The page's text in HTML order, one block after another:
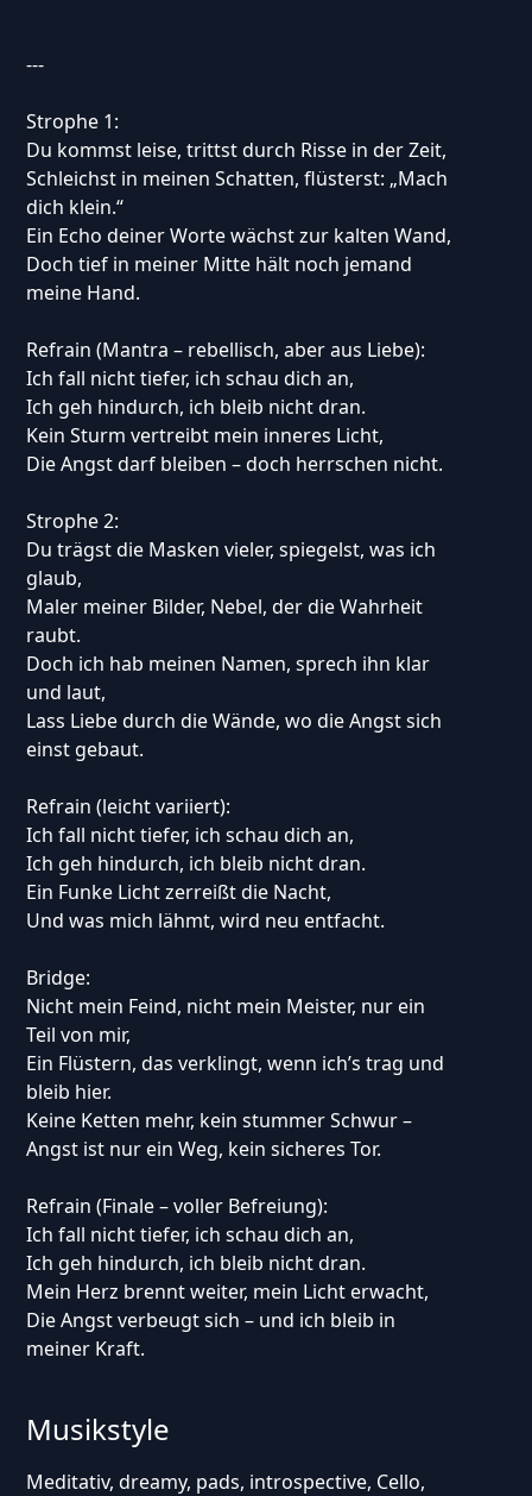
---
Strophe 1:
Du kommst leise, trittst durch Risse in der Zeit,
Schleichst in meinen Schatten, flüsterst: „Mach
dich klein.“
Ein Echo deiner Worte wächst zur kalten Wand,
Doch tief in meiner Mitte hält noch jemand
meine Hand.
Refrain (Mantra – rebellisch, aber aus Liebe):
Ich fall nicht tiefer, ich schau dich an,
Ich geh hindurch, ich bleib nicht dran.
Kein Sturm vertreibt mein inneres Licht,
Die Angst darf bleiben – doch herrschen nicht.
Strophe 2:
Du trägst die Masken vieler, spiegelst, was ich
glaub,
Maler meiner Bilder, Nebel, der die Wahrheit
raubt.
Doch ich hab meinen Namen, sprech ihn klar
und laut,
Lass Liebe durch die Wände, wo die Angst sich
einst gebaut.
Refrain (leicht variiert):
Ich fall nicht tiefer, ich schau dich an,
Ich geh hindurch, ich bleib nicht dran.
Ein Funke Licht zerreißt die Nacht,
Und was mich lähmt, wird neu entfacht.
Bridge:
Nicht mein Feind, nicht mein Meister, nur ein
Teil von mir,
Ein Flüstern, das verklingt, wenn ich’s trag und
bleib hier.
Keine Ketten mehr, kein stummer Schwur –
Angst ist nur ein Weg, kein sicheres Tor.
Refrain (Finale – voller Befreiung):
Ich fall nicht tiefer, ich schau dich an,
Ich geh hindurch, ich bleib nicht dran.
Mein Herz brennt weiter, mein Licht erwacht,
Die Angst verbeugt sich – und ich bleib in
meiner Kraft.
Musikstyle
Meditativ, dreamy, pads, introspective, Cello,